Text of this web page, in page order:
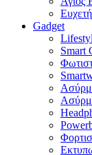
Gadget
Smart